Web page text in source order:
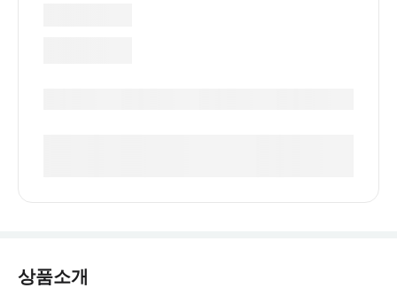
상품소개